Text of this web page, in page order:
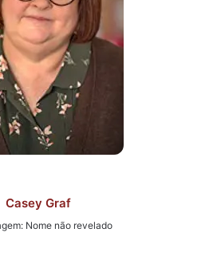
Casey Graf
Nome não revelado